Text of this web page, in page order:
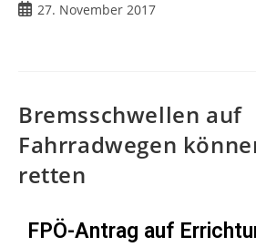
27. November 2017
Bremsschwellen auf
Fahrradwegen
retten
FPÖ-Antrag auf